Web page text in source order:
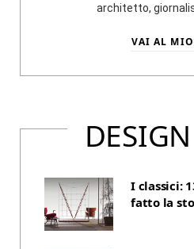
architetto,
VAI AL
I classici:
fatto la